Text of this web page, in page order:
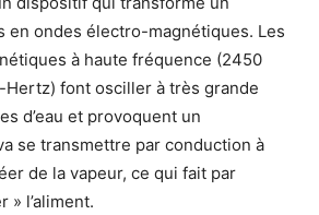
en ondes électro-magnétiques. Les
à haute fréquence (2450
Hertz) font osciller à très grande
d’eau et provoquent un
se transmettre par conduction à
de la vapeur, ce qui fait par
» l’aliment.